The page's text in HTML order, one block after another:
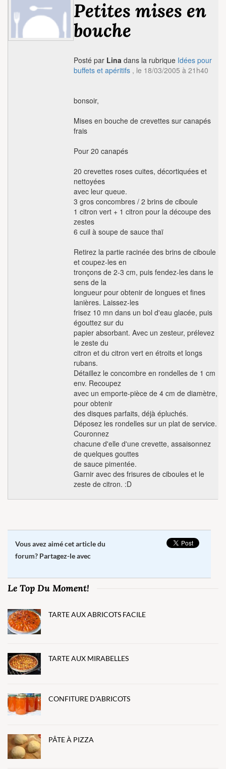
Petites mises en
bouche
Posté par Lina dans la rubrique Idées pour
buffets et apéritifs , le 18/03/2005 à 21h40
bonsoir,
Mises en bouche de crevettes sur canapés
frais
Pour 20 canapés
20 crevettes roses cuites, décortiquées et
nettoyées
avec leur queue.
3 gros concombres / 2 brins de ciboule
1 citron vert + 1 citron pour la découpe des
zestes
6 cuil à soupe de sauce thaï
Retirez la partie racinée des brins de ciboule
et coupez-les en
tronçons de 2-3 cm, puis fendez-les dans le
sens de la
longueur pour obtenir de longues et fines
lanières. Laissez-les
frisez 10 mn dans un bol d'eau glacée, puis
égouttez sur du
papier absorbant. Avec un zesteur, prélevez
le zeste du
citron et du citron vert en étroits et longs
rubans.
Détaillez le concombre en rondelles de 1 cm
env. Recoupez
avec un emporte-pièce de 4 cm de diamètre,
pour obtenir
des disques parfaits, déjà épluchés.
Déposez les rondelles sur un plat de service.
Couronnez
chacune d'elle d'une crevette, assaisonnez
de quelques gouttes
de sauce pimentée.
Garnir avec des frisures de ciboules et le
zeste de citron. :D
Vous avez aimé cet article du
forum? Partagez-le avec
Le Top Du Moment!
TARTE AUX ABRICOTS FACILE
TARTE AUX MIRABELLES
CONFITURE D'ABRICOTS
PÂTE À PIZZA